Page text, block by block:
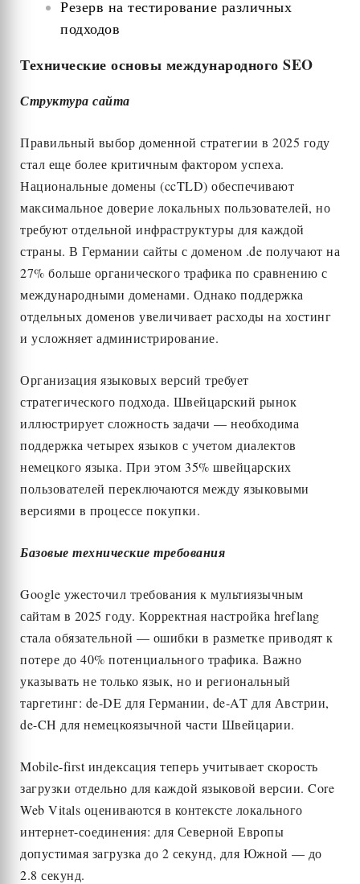
Резерв на тестирование различных
подходов
Технические основы международного SEO
Структура сайта
Правильный выбор доменной стратегии в 2025 году
стал еще более критичным фактором успеха.
Национальные домены (ccTLD) обеспечивают
максимальное доверие локальных пользователей, но
требуют отдельной инфраструктуры для каждой
страны. В Германии сайты с доменом .de получают на
27% больше органического трафика по сравнению с
международными доменами. Однако поддержка
отдельных доменов увеличивает расходы на хостинг
и усложняет администрирование.
Организация языковых версий требует
стратегического подхода. Швейцарский рынок
иллюстрирует сложность задачи — необходима
поддержка четырех языков с учетом диалектов
немецкого языка. При этом 35% швейцарских
пользователей переключаются между языковыми
версиями в процессе покупки.
Базовые технические требования
Google ужесточил требования к мультиязычным
сайтам в 2025 году. Корректная настройка hreflang
стала обязательной — ошибки в разметке приводят к
потере до 40% потенциального трафика. Важно
указывать не только язык, но и региональный
таргетинг: de-DE для Германии, de-AT для Австрии,
de-CH для немецкоязычной части Швейцарии.
Mobile-first индексация теперь учитывает скорость
загрузки отдельно для каждой языковой версии. Core
Web Vitals оцениваются в контексте локального
интернет-соединения: для Северной Европы
допустимая загрузка до 2 секунд, для Южной — до
2.8 секунд.